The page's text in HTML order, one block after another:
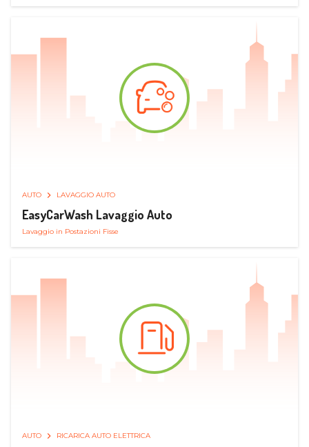
AUTO LAVAGGIO AUTO
EasyCarWash Lavaggio Auto
Lavaggio in Postazioni Fisse
AUTO RICARICA AUTO ELETTRICA